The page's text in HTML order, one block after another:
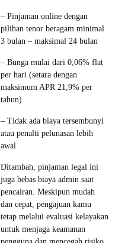
– Pinjaman online dengan
pilihan tenor beragam minimal
3 bulan – maksimal 24 bulan
– Bunga mulai dari 0,06% flat
per hari (setara dengan
maksimum APR 21,9% per
tahun)
– Tidak ada biaya tersembunyi
atau penalti pelunasan lebih
awal
Ditambah, pinjaman legal ini
juga bebas biaya admin saat
pencairan. Meskipun mudah
dan cepat, pengajuan kamu
tetap melalui evaluasi kelayakan
untuk menjaga keamanan